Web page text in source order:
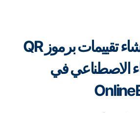
بديل أفضل: إنشاء تقييمات برموز QR
الاصطناعي في